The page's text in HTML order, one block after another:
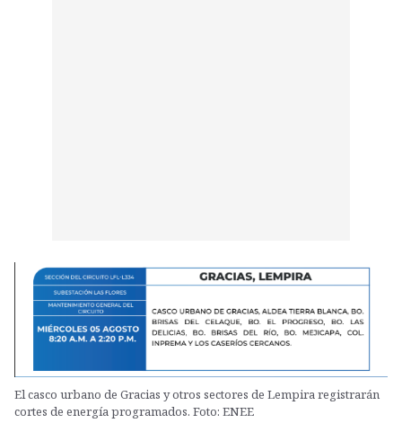
El casco urbano de Gracias y otros sectores de Lempira registrarán
cortes de energía programados. Foto: ENEE